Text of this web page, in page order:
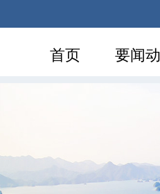
首页 要闻